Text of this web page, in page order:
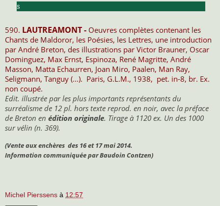
s
590. LAUTREAMONT - Oeuvres complètes contenant les
Chants de Maldoror, les Poésies, les Lettres, une introduction
par André Breton, des illustrations par Victor Brauner, Oscar
Dominguez, Max Ernst, Espinoza, René Magritte, André
Masson, Matta Echaurren, Joan Miro, Paalen, Man Ray,
Seligmann, Tanguy (...). Paris, G.L.M., 1938, pet. in-8, br. Ex.
non coupé.
Edit. illustrée par les plus importants représentants du
surréalisme de 12 pl. hors texte reprod. en noir, avec la préface
de Breton en édition originale. Tirage à 1120 ex. Un des 1000
sur vélin (n. 369).
(Vente aux enchères des 16 et 17 mai 2014.
Information communiquée par Baudoin Contzen)
Michel Pierssens à 12:57